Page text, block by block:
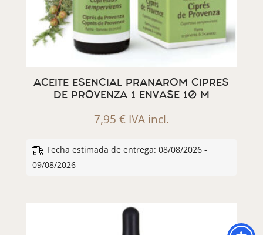
ACEITE ESENCIAL PRANAROM CIPRES
DE PROVENZA 1 ENVASE 10 M
7,95 € IVA incl.
Fecha estimada de entrega: 08/08/2026 -
09/08/2026